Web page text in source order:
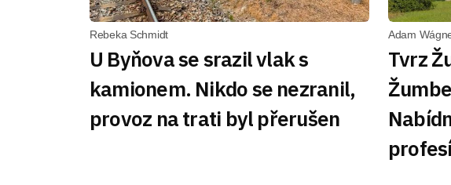
Rebeka Schmidt
U Byňova se srazil vlak s
kamionem. Nikdo se nezranil,
provoz na trati byl přerušen
Adam
Tvrz